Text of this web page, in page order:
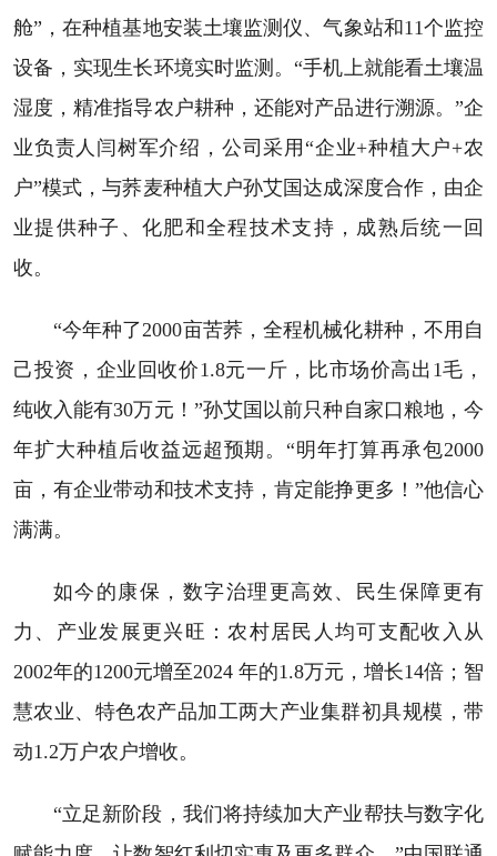
舱”，在种植基地安装土壤监测仪、气象站和11个监控
设备，实现生长环境实时监测。“手机上就能看土壤温
湿度，精准指导农户耕种，还能对产品进行溯源。”企
业负责人闫树军介绍，公司采用“企业+种植大户+农
户”模式，与荞麦种植大户孙艾国达成深度合作，由企
业提供种子、化肥和全程技术支持，成熟后统一回
收。
“今年种了2000亩苦荞，全程机械化耕种，不用自
己投资，企业回收价1.8元一斤，比市场价高出1毛，
纯收入能有30万元！”孙艾国以前只种自家口粮地，今
年扩大种植后收益远超预期。“明年打算再承包2000
亩，有企业带动和技术支持，肯定能挣更多！”他信心
满满。
如今的康保，数字治理更高效、民生保障更有
力、产业发展更兴旺：农村居民人均可支配收入从
2002年的1200元增至2024 年的1.8万元，增长14倍；智
慧农业、特色农产品加工两大产业集群初具规模，带
动1.2万户农户增收。
“立足新阶段，我们将持续加大产业帮扶与数字化